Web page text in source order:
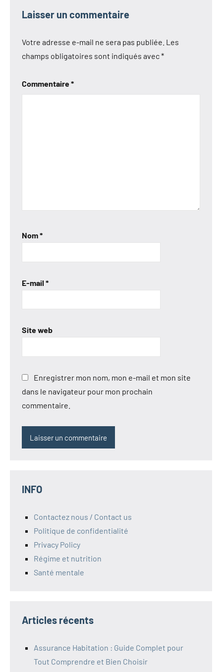
Laisser un commentaire
Votre adresse e-mail ne sera pas publiée. Les
champs obligatoires sont indiqués avec*
Commentaire*
Nom*
E-mail *
Site web
Enregistrer mon nom, mon e-mail et mon site
dans le navigateur pour mon prochain
commentaire.
INFO
Contactez nous / Contact us
Politique de confidentialité
Privacy Policy
Régime et nutrition
Santé mentale
Articles récents
Assurance Habitation : Guide Complet pour
Tout Comprendre et Bien Choisir